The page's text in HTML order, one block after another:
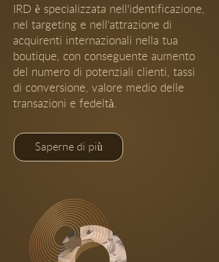
IRD è specializzata nell'identificazione,
nel targeting e nell'attrazione di
acquirenti internazionali nella tua
boutique, con conseguente aumento
del numero di potenziali clienti, tassi
di conversione, valore medio delle
transazioni e fedeltà.
Saperne di più